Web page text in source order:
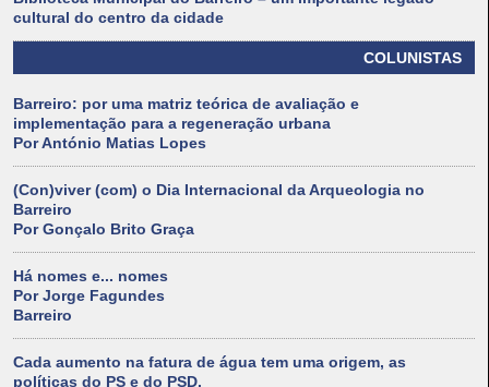
cultural do centro da cidade
COLUNISTAS
Barreiro: por uma matriz teórica de avaliação e
implementação para a regeneração urbana
Por António Matias Lopes
(Con)viver (com) o Dia Internacional da Arqueologia no
Barreiro
Por Gonçalo Brito Graça
Há nomes e... nomes
Por Jorge Fagundes
Barreiro
Cada aumento na fatura de água tem uma origem, as
políticas do PS e do PSD.